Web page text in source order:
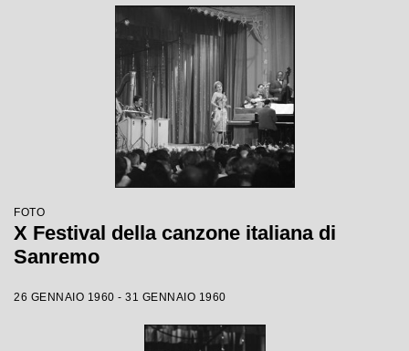
FOTO
X Festival della canzone italiana di
Sanremo
26 GENNAIO 1960 - 31 GENNAIO 1960